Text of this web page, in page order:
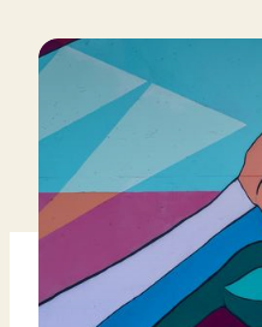
VEEL
Boulimia
Orthorexia